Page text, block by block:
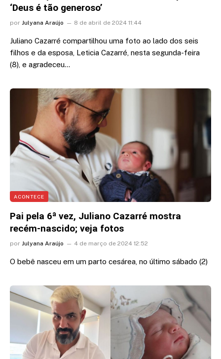
‘Deus é tão generoso’
por Julyana Araújo 8 de abril de 2024 11:44
Juliano Cazarré compartilhou uma foto ao lado dos seis
filhos e da esposa, Leticia Cazarré, nesta segunda-feira
(8), e agradeceu…
ACONTECE
Pai pela 6ª vez, Juliano Cazarré mostra
recém-nascido; veja fotos
por Julyana Araújo 4 de março de 2024 12:52
O bebê nasceu em um parto cesárea, no último sábado (2)